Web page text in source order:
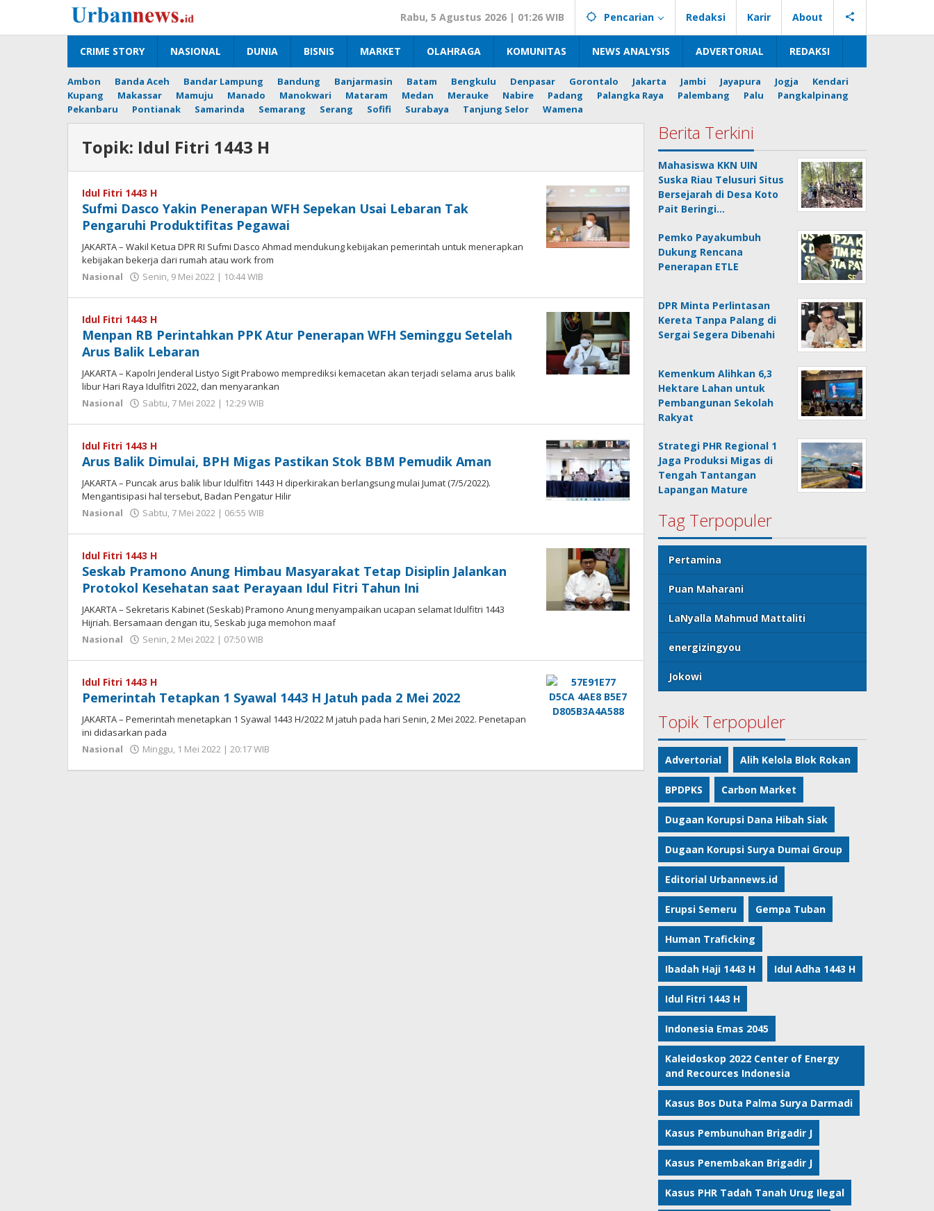
konten
Rabu, 5 Agustus 2026 | 01:26 WIB Pencarian Redaksi Karir About
CRIME STORY NASIONAL DUNIA BISNIS MARKET OLAHRAGA KOMUNITAS NEWS ANALYSIS ADVERTORIAL REDAKSI
Ambon Banda Aceh Bandar Lampung Bandung Banjarmasin Batam Bengkulu Denpasar Gorontalo Jakarta Jambi Jayapura Jogja
Kendari
Kupang
Makassar Mamuju Manado Manokwari Mataram Medan Merauke Nabire Padang Palangka Raya Palembang Palu
Pangkalpinang
Pekanbaru
Pontianak Samarinda Semarang Serang Sofifi Surabaya Tanjung Selor Wamena
Topik: Idul Fitri 1443 H
Idul Fitri 1443 H
Sufmi Dasco Yakin Penerapan WFH Sepekan Usai Lebaran Tak
Pengaruhi Produktifitas Pegawai
JAKARTA – Wakil Ketua DPR RI Sufmi Dasco Ahmad mendukung kebijakan pemerintah untuk menerapkan
kebijakan bekerja dari rumah atau work from
Nasional
Senin, 9 Mei 2022 | 10:44 WIB
Seprihadi
Idul Fitri 1443 H
Menpan RB Perintahkan PPK Atur Penerapan WFH Seminggu Setelah
Arus Balik Lebaran
JAKARTA – Kapolri Jenderal Listyo Sigit Prabowo memprediksi kemacetan akan terjadi selama arus balik
libur Hari Raya Idulfitri 2022, dan menyarankan
Nasional
Sabtu, 7 Mei 2022 | 12:29 WIB
Seprihadi
Idul Fitri 1443 H
Arus Balik Dimulai, BPH Migas Pastikan Stok BBM Pemudik Aman
JAKARTA – Puncak arus balik libur Idulfitri 1443 H diperkirakan berlangsung mulai Jumat (7/5/2022).
Mengantisipasi hal tersebut, Badan Pengatur Hilir
Nasional
Sabtu, 7 Mei 2022 | 06:55 WIB
Seprihadi
Idul Fitri 1443 H
Seskab Pramono Anung Himbau Masyarakat Tetap Disiplin Jalankan
Protokol Kesehatan saat Perayaan Idul Fitri Tahun Ini
JAKARTA – Sekretaris Kabinet (Seskab) Pramono Anung menyampaikan ucapan selamat Idulfitri 1443
Hijriah. Bersamaan dengan itu, Seskab juga memohon maaf
Nasional
Senin, 2 Mei 2022 | 07:50 WIB
Seprihadi
Idul Fitri 1443 H
Pemerintah Tetapkan 1 Syawal 1443 H Jatuh pada 2 Mei 2022
JAKARTA – Pemerintah menetapkan 1 Syawal 1443 H/2022 M jatuh pada hari Senin, 2 Mei 2022. Penetapan
ini didasarkan pada
Nasional
Minggu, 1 Mei 2022 | 20:17 WIB
Seprihadi
Berita Terkini
Mahasiswa KKN UIN
Suska Riau Telusuri Situs
Bersejarah di Desa Koto
Pait Beringi…
Pemko Payakumbuh
Dukung Rencana
Penerapan ETLE
DPR Minta Perlintasan
Kereta Tanpa Palang di
Sergai Segera Dibenahi
Kemenkum Alihkan 6,3
Hektare Lahan untuk
Pembangunan Sekolah
Rakyat
Strategi PHR Regional 1
Jaga Produksi Migas di
Tengah Tantangan
Lapangan Mature
Tag Terpopuler
Pertamina
Puan Maharani
LaNyalla Mahmud Mattaliti
energizingyou
Jokowi
Topik Terpopuler
Advertorial Alih Kelola Blok Rokan
BPDPKS Carbon Market
Dugaan Korupsi Dana Hibah Siak
Dugaan Korupsi Surya Dumai Group
Editorial Urbannews.id
Erupsi Semeru Gempa Tuban
Human Traficking
Ibadah Haji 1443 H Idul Adha 1443 H
Idul Fitri 1443 H
Indonesia Emas 2045
Kaleidoskop 2022 Center of Energy
and Recources Indonesia
Kasus Bos Duta Palma Surya Darmadi
Kasus Pembunuhan Brigadir J
Kasus Penembakan Brigadir J
Kasus PHR Tadah Tanah Urug Ilegal